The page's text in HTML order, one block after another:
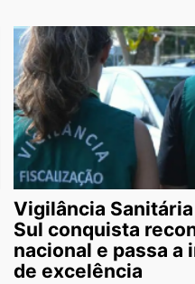
Vigilância
Sul conquista
nacional e passa a
de excelência